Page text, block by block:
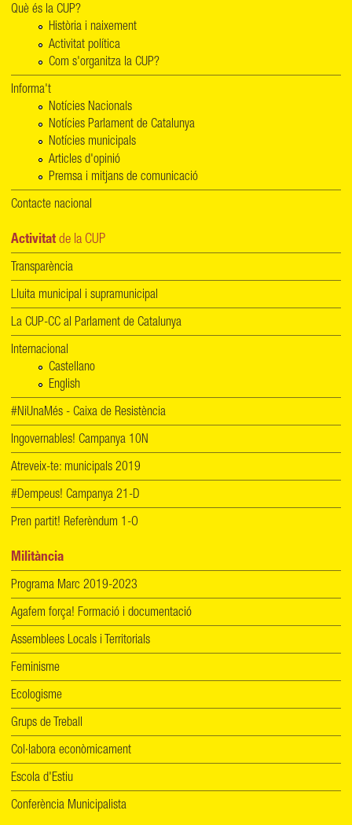
Què és la CUP?
Història i naixement
Activitat política
Com s'organitza la CUP?
Informa't
Notícies Nacionals
Notícies Parlament de Catalunya
Notícies municipals
Articles d'opinió
Premsa i mitjans de comunicació
Contacte nacional
Activitat de la CUP
Transparència
Lluita municipal i supramunicipal
La CUP-CC al Parlament de Catalunya
Internacional
Castellano
English
#NiUnaMés - Caixa de Resistència
Ingovernables! Campanya 10N
Atreveix-te: municipals 2019
#Dempeus! Campanya 21-D
Pren partit! Referèndum 1-O
Militància
Programa Marc 2019-2023
Agafem força! Formació i documentació
Assemblees Locals i Territorials
Feminisme
Ecologisme
Grups de Treball
Col·labora econòmicament
Escola d'Estiu
Conferència Municipalista